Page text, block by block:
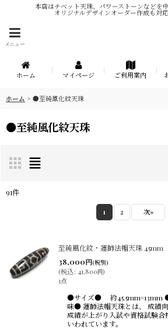
本店はチベット天珠、パワーストーンなどを
オリジナルデザインオーダー作成も対
メニュー
ホーム マイページ ご利用案内
ホーム > ●至純風化紋天珠
●至純風化紋天珠
表示数:
在庫あり
91件
1 2 次»
至純風化紋・蓮師法帽天珠 45mm
38,000円(税別)
(税込: 41,800円)
1点
●サイズ● 約45.5mm×13mm
味● 蓮師法帽天珠とは、 成績
成績が上がり入試や資格試験合
いわれています。